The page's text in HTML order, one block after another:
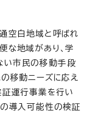
空白地域と呼ばれ
な地域があり、学
い市民の移動手段
移動ニーズに応え
証運行事業を行い
の導入可能性の検証